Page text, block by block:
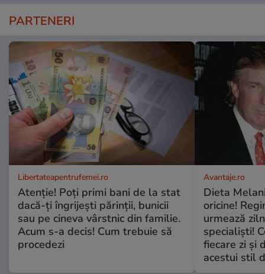
PARTENERI
Libertateapentrufemei.ro
Atenție! Poți primi bani de la stat
dacă-ți îngrijești părinții, bunicii
sau pe cineva vârstnic din familie.
Acum s-a decis! Cum trebuie să
procedezi
Avantaje.ro
Dieta
oricine!
urmează
specialiști!
fiecare zi și
acestui stil